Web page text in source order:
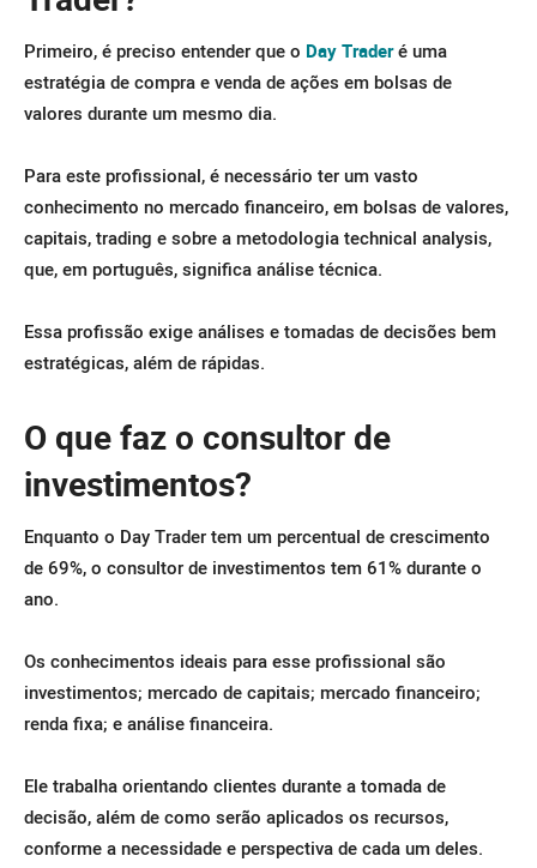
Primeiro, é preciso entender que o Day Traderé uma
estratégia de compra e venda de ações em bolsas de
valores durante um mesmo dia.
Para este profissional, é necessário ter um vasto
conhecimento no mercado financeiro, em bolsas de valores,
capitais, trading e sobre a metodologia technical analysis,
que, em português, significa análise técnica.
Essa profissão exige análises e tomadas de decisões bem
estratégicas, além de rápidas.
O que faz o consultor de
investimentos?
Enquanto o Day Trader tem um percentual de crescimento
de 69%, o consultor de investimentos tem 61% durante o
ano.
Os conhecimentos ideais para esse profissional são
investimentos; mercado de capitais; mercado financeiro;
renda fixa; e análise financeira.
Ele trabalha orientando clientes durante a tomada de
decisão, além de como serão aplicados os recursos,
conforme a necessidade e perspectiva de cada um deles.